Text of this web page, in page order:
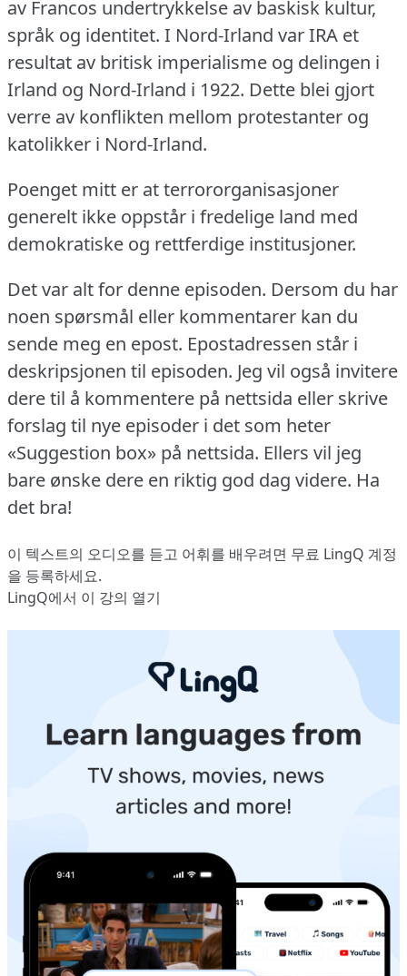
av Francos undertrykkelse av baskisk kultur,
språk og identitet. I Nord-Irland var IRA et
resultat av britisk imperialisme og delingen i
Irland og Nord-Irland i 1922. Dette blei gjort
verre av konflikten mellom protestanter og
katolikker i Nord-Irland.
Poenget mitt er at terrororganisasjoner
generelt ikke oppstår i fredelige land med
demokratiske og rettferdige institusjoner.
Det var alt for denne episoden. Dersom du har
noen spørsmål eller kommentarer kan du
sende meg en epost. Epostadressen står i
deskripsjonen til episoden. Jeg vil også invitere
dere til å kommentere på nettsida eller skrive
forslag til nye episoder i det som heter
«Suggestion box» på nettsida. Ellers vil jeg
bare ønske dere en riktig god dag videre. Ha
det bra!
이 텍스트의 오디오를 듣고 어휘를 배우려면 무료 LingQ 계정
을 등록하세요.
LingQ에서 이 강의 열기